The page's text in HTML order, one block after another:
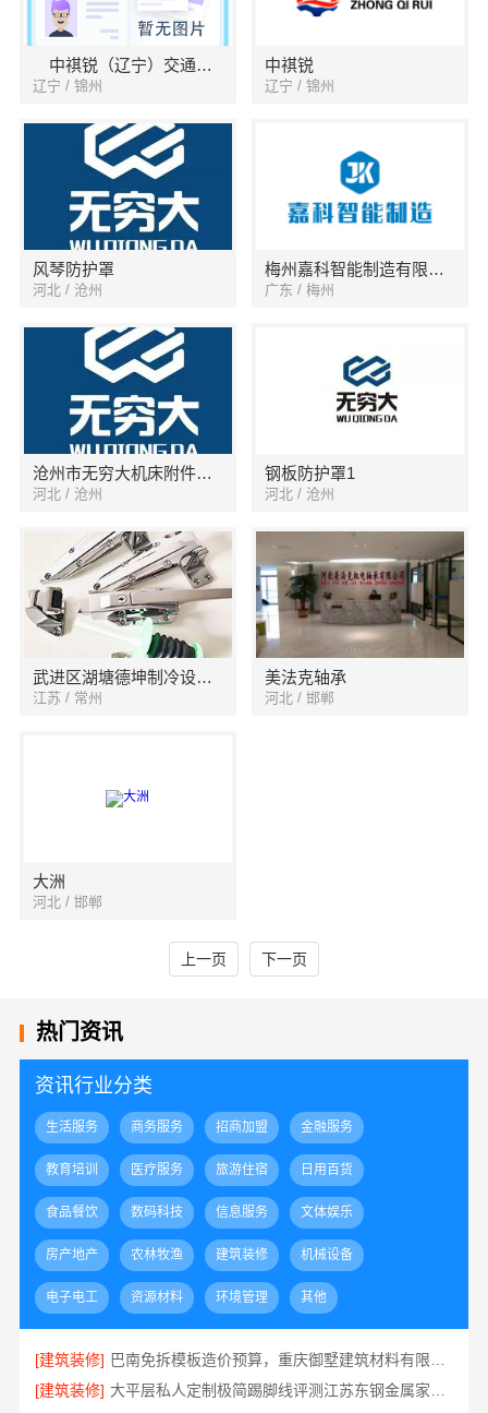
中祺锐（辽宁）交通轨道设备有限公司
辽宁 / 锦州
中祺锐
辽宁 / 锦州
风琴防护罩
河北 / 沧州
梅州嘉科智能制造有限公司
广东 / 梅州
沧州市无穷大机床附件有限公司
河北 / 沧州
钢板防护罩1
河北 / 沧州
武进区湖塘德坤制冷设备经营部
江苏 / 常州
美法克轴承
河北 / 邯郸
大洲
河北 / 邯郸
上一页 下一页
热门资讯
资讯行业分类
生活服务 商务服务 招商加盟 金融服务
教育培训 医疗服务 旅游住宿 日用百货
食品餐饮 数码科技 信息服务 文体娱乐
房产地产 农林牧渔 建筑装修 机械设备
电子电工 资源材料 环境管理 其他
[建筑装修]
[建筑装修]